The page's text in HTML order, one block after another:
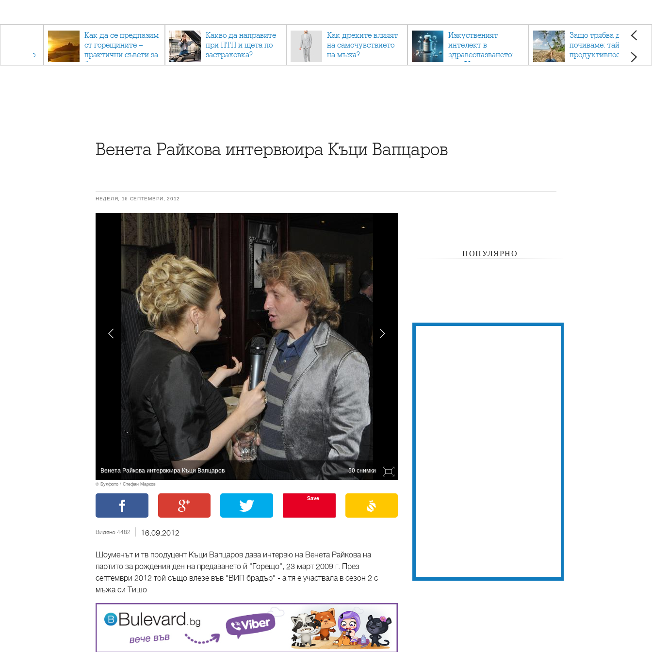
отново
Как да се предпазим
от горещините –
практични съвети за
безопасно лято
Какво да направите
при ПТП и щета по
застраховка?
Как дрехите влияят
на самочувствието
на мъжа?
Изкуственият
интелект в
здравеопазването:
как AI променя
Защо трябва да си
почиваме: тайната на
продуктивността,
здравето и добрия
Венета Райкова интервюира Къци Вапцаров
НЕДЕЛЯ, 16 СЕПТЕМВРИ, 2012
Венета Райкова интервюира Къци Вапцаров 50 снимки
© Булфото / Стефан Марков
Save
Видяно 4482 16.09.2012
Шоуменът и тв продуцент Къци Вапцаров дава интервю на Венета Райкова на
партито за рождения ден на предаването й "Горещо", 23 март 2009 г. През
септември 2012 той също влезе във "ВИП брадър" - а тя е участвала в сезон 2 с
мъжа си Тишо
ПОПУЛЯРНО